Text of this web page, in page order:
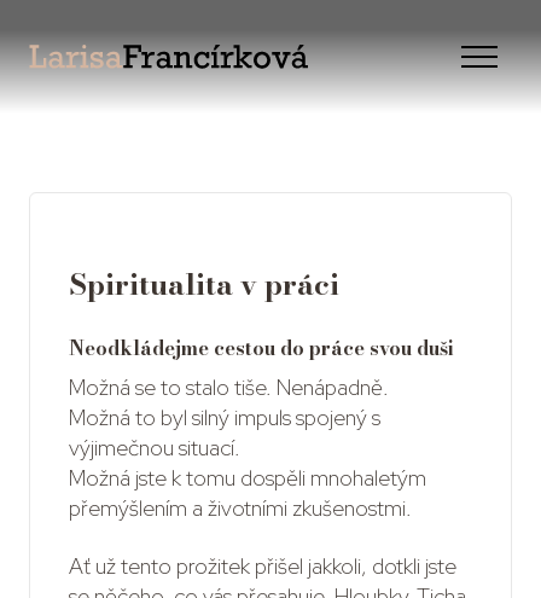
Menu
Spiritualita v práci
Neodkládejme cestou do práce svou duši
Možná se to stalo tiše. Nenápadně.
Možná to byl silný impuls spojený s
výjimečnou situací.
Možná jste k tomu dospěli mnohaletým
přemýšlením a životními zkušenostmi.
Ať už tento prožitek přišel jakkoli, dotkli jste